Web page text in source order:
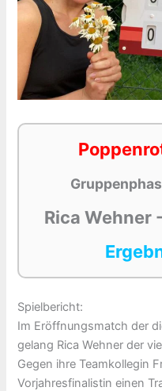
Rica Wehner
Spielbericht:
Im Eröffnungsmatch der
gelang Rica Wehner der
Gegen ihre Teamkollegin
Vorjahresfinalistin einen